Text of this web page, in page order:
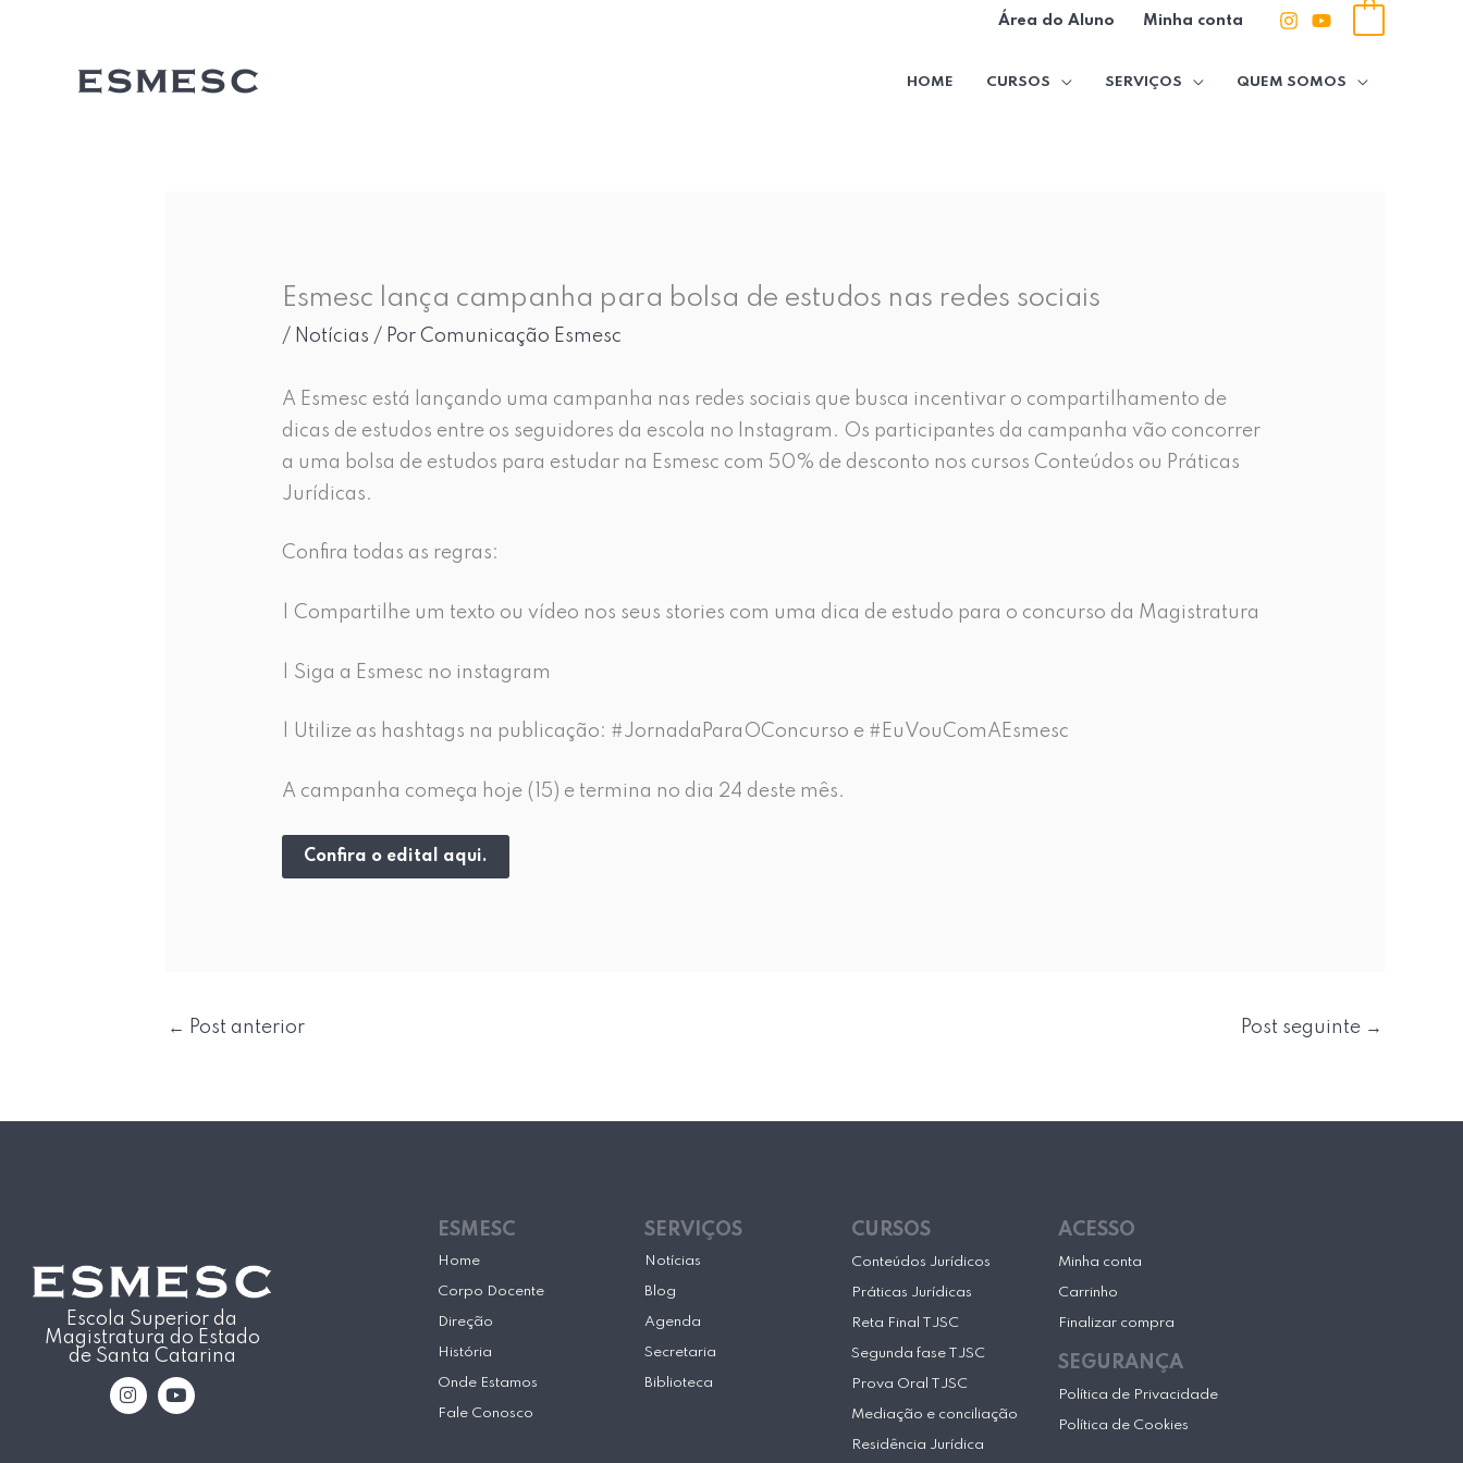
Área do Aluno Minha conta
HOME CURSOS SERVIÇOS QUEM SOMOS
Esmesc lança campanha para bolsa de estudos nas redes sociais
/ Notícias / Por Comunicação Esmesc
A Esmesc está lançando uma campanha nas redes sociais que busca incentivar o compartilhamento de
dicas de estudos entre os seguidores da escola no Instagram. Os participantes da campanha vão concorrer
a uma bolsa de estudos para estudar na Esmesc com 50% de desconto nos cursos Conteúdos ou Práticas
Jurídicas.
Confira todas as regras:
| Compartilhe um texto ou vídeo nos seus stories com uma dica de estudo para o concurso da Magistratura
| Siga a Esmesc no instagram
| Utilize as hashtags na publicação: #JornadaParaOConcurso e #EuVouComAEsmesc
A campanha começa hoje (15) e termina no dia 24 deste mês.
Confira o edital aqui.
← Post anterior Post seguinte →
Escola Superior da
Magistratura do Estado
de Santa Catarina
I
n
Y
o
ESMESC
Home
Corpo Docente
Direção
História
Onde Estamos
Fale Conosco
SERVIÇOS
Notícias
Blog
Agenda
Secretaria
Biblioteca
CURSOS
Conteúdos Jurídicos
Práticas Jurídicas
Reta Final TJSC
Segunda fase TJSC
Prova Oral TJSC
Mediação e conciliação
Residência Jurídica
ACESSO
Minha conta
Carrinho
Finalizar compra
SEGURANÇA
Política de Privacidade
Política de Cookies